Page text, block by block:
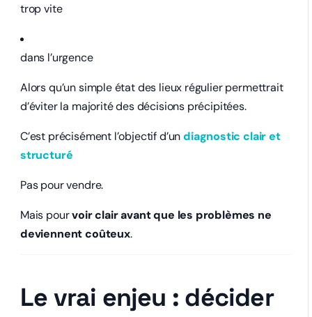
trop vite
dans l’urgence
Alors qu’un simple état des lieux régulier permettrait
d’éviter la majorité des décisions précipitées.
C’est précisément l’objectif d’undiagnostic clair et
structuré
Pas pour vendre.
Mais pourvoir clair avant que les problèmes ne
deviennent coûteux.
Le vrai enjeu : décider